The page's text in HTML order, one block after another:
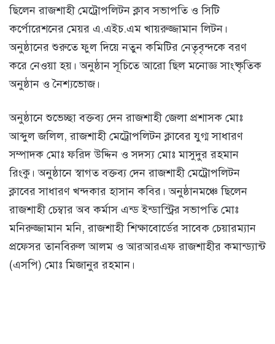
ছিলেন রাজশাহী মেট্রোপলিটন ক্লাব সভাপতি ও সিটি
কর্পোরেশনের মেয়র এ.এইচ.এম খায়রুজ্জামান লিটন।
অনুষ্ঠানের শুরুতে ফুল দিয়ে নতুন কমিটির নেতৃবৃন্দকে বরণ
করে নেওয়া হয়। অনুষ্ঠান সূচিতে আরো ছিল মনোজ্ঞ সাংষ্কৃতিক
অনুষ্ঠান ও নৈশ্যভোজ।
অনুষ্ঠানে শুভেচ্ছা বক্তব্য দেন রাজশাহী জেলা প্রশাসক মোঃ
আব্দুল জলিল, রাজশাহী মেট্রোপলিটন ক্লাবের যুগ্ম সাধারণ
সম্পাদক মোঃ ফরিদ উদ্দিন ও সদস্য মোঃ মাসুদুর রহমান
রিংকু। অনুষ্ঠানে স্বাগত বক্তব্য দেন রাজশাহী মেট্রোপলিটন
ক্লাবের সাধারণ খন্দকার হাসান কবির। অনুষ্ঠানমঞ্চে ছিলেন
রাজশাহী চেম্বার অব কর্মাস এন্ড ইন্ডাস্ট্রির সভাপতি মোঃ
মনিরুজ্জামান মনি, রাজশাহী শিক্ষাবোর্ডের সাবেক চেয়ারম্যান
প্রফেসর তানবিরুল আলম ও আরআরএফ রাজশাহীর কমান্ড্যান্ট
(এসপি) মোঃ মিজানুর রহমান।